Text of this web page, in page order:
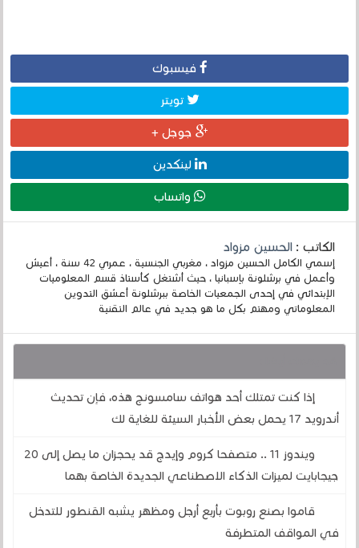
فيسبوك
تويتر
جوجل +
لينكدين
واتساب
الكاتب :الحسين مزواد
إسمي الكامل الحسين مزواد ، مغربي الجنسية ، عمري 42 سنة ، أعيش
وأعمل في برشلونة بإسبانيا ، حيث أشتغل كأستاذ قسم المعلوميات
الإبتدائي في إحدى الجمعيات الخاصة ببرشلونة أعشق التدوين
المعلوماتي ومهتم بكل ما هو جديد في عالم التقنية
إذا كنت تمتلك أحد هواتف سامسونج هذه، فإن تحديث
أندرويد 17 يحمل بعض الأخبار السيئة للغاية لك
ويندوز 11 .. متصفحا كروم وإيدج قد يحجزان ما يصل إلى 20
جيجابايت لميزات الذكاء الاصطناعي الجديدة الخاصة بهما
قاموا بصنع روبوت بأربع أرجل ومظهر يشبه القنطور للتدخل
في المواقف المتطرفة